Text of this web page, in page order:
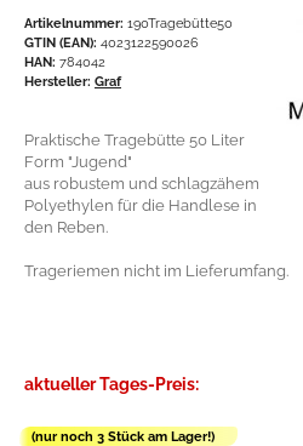
Artikelnummer: 190Tragebütte50
GTIN (EAN): 4023122590026
HAN: 784042
Hersteller: Graf
Praktische Tragebütte 50 Liter
Form "Jugend"
aus robustem und schlagzähem
Polyethylen für die Handlese in
den Reben.
Trageriemen nicht im Lieferumfang.
aktueller Tages-Preis:
(nur noch 3 Stück am Lager!)